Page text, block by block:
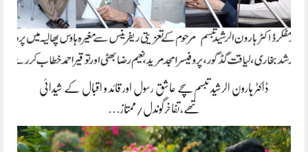
ڈاکٹر ہارون الرشید تبسم سچے عاشق رسول اور قائد و اقبال کے شیدائی
تھے،تفاخرگوندل/ممتاز…